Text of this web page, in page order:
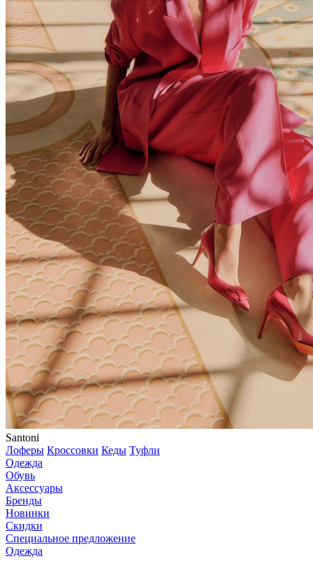
Santoni
Лоферы Кроссовки Кеды Туфли
Одежда
Обувь
Аксессуары
Бренды
Новинки
Скидки
Специальное предложение
Одежда